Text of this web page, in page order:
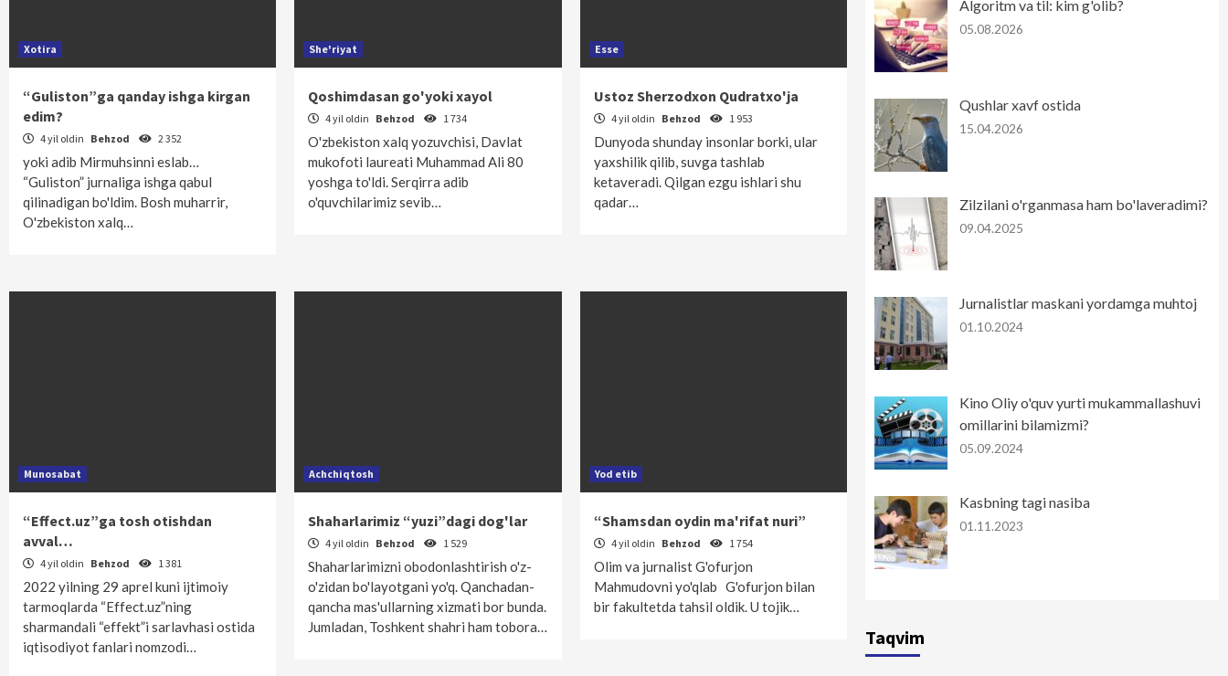
Xotira
“Guliston”ga qanday ishga kirgan
edim?
4 yil oldin Behzod 2 352
yoki adib Mirmuhsinni eslab…
“Guliston” jurnaliga ishga qabul
qilinadigan bo'ldim. Bosh muharrir,
O'zbekiston xalq…
She'riyat
Qoshimdasan go'yoki xayol
4 yil oldin Behzod 1 734
O'zbekiston xalq yozuvchisi, Davlat
mukofoti laureati Muhammad Ali 80
yoshga to'ldi. Serqirra adib
o'quvchilarimiz sevib…
Esse
Ustoz Sherzodxon Qudratxo'ja
4 yil oldin Behzod 1 953
Dunyoda shunday insonlar borki, ular
yaxshilik qilib, suvga tashlab
ketaveradi. Qilgan ezgu ishlari shu
qadar…
Munosabat
“Effect.uz”ga tosh otishdan
avval…
4 yil oldin Behzod 1 381
2022 yilning 29 aprel kuni ijtimoiy
tarmoqlarda “Effect.uz”ning
sharmandali “effekt”i sarlavhasi ostida
iqtisodiyot fanlari nomzodi…
Achchiqtosh
Shaharlarimiz “yuzi”dagi dog'lar
4 yil oldin Behzod 1 529
Shaharlarimizni obodonlashtirish o'z-
o'zidan bo'layotgani yo'q. Qanchadan-
qancha mas'ullarning xizmati bor bunda.
Jumladan, Toshkent shahri ham tobora…
Yod etib
“Shamsdan oydin ma'rifat nuri”
4 yil oldin Behzod 1 754
Olim va jurnalist G'ofurjon
Mahmudovni yo'qlab G'ofurjon bilan
bir fakultetda tahsil oldik. U tojik…
Algoritm va til: kim g'olib?
05.08.2026
Qushlar xavf ostida
15.04.2026
Zilzilani o'rganmasa ham bo'laveradimi?
09.04.2025
Jurnalistlar maskani yordamga muhtoj
01.10.2024
Kino Oliy o'quv yurti mukammallashuvi
omillarini bilamizmi?
05.09.2024
Kasbning tagi nasiba
01.11.2023
Taqvim